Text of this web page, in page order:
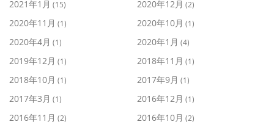
2021年1月 (15) 2020年12月 (2)
2020年11月 (1) 2020年10月 (1)
2020年4月 (1) 2020年1月 (4)
2019年12月 (1) 2018年11月 (1)
2018年10月 (1) 2017年9月 (1)
2017年3月 (1) 2016年12月 (1)
2016年11月 (2) 2016年10月 (2)